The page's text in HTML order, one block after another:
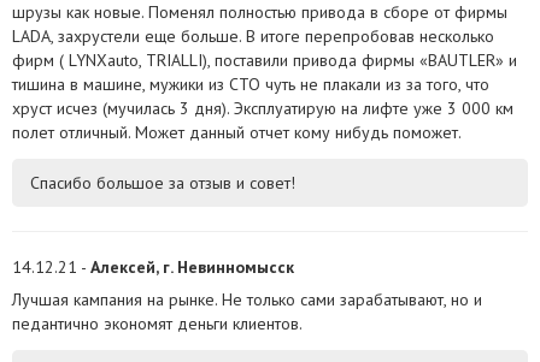
шрузы как новые. Поменял полностью привода в сборе от фирмы
LADA, захрустели еще больше. В итоге перепробовав несколько
фирм ( LYNXauto, TRIALLI), поставили привода фирмы «BAUТLER» и
тишина в машине, мужики из СТО чуть не плакали из за того, что
хруст исчез (мучилась 3 дня). Эксплуатирую на лифте уже 3 000 км
полет отличный. Может данный отчет кому нибудь поможет.
Спасибо большое за отзыв и совет!
14.12.21 - Алексей, г. Невинномысск
Лучшая кампания на рынке. Не только сами зарабатывают, но и
педантично экономят деньги клиентов.